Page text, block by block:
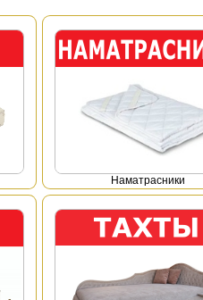
Наматрасники